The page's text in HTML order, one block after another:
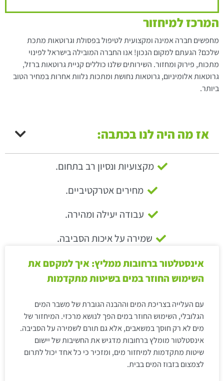
המרכז למיחזור
מחפשים חברה אמינה ומקצועית לטיפול בפסולת וגרוטאות מתכת
שלכם? הגעתם למקום הנכון! אנו החברה המובילה בישראל לפינוי
מתכות, פירוק ומחזור. השירותים שלנו כוללים קניית גרוטאות ברזל,
גרוטאות אלומיניום, גרוטאות נחושת ומתכות נלוות אחרות במחיר הטוב
ביותר.
אז מה היה לנו בכתבה:
מקצועיות ונסיון רב בתחום.
מחירים אטרקטיביים.
עבודה יעילה ומהירה.
שמירה על איכות הסביבה.
אינסטלטור ברחובות ממליץ: איך למקסם את
השימוש החוזר במים בשיטות מתקדמות
עם העלייה בצריכת המים וההבנה הגוברת של משבר המים
הגלובלי, השימוש החוזר במים הפך לנושא מרכזי. המיחזור של
מים לא רק חוסך במשאבים, אלא גם תורם לשמירה על הסביבה.
אינסטלטור מומלץ ברחובות מדגיש את החשיבות של יישום
שיטות מתקדמות למיחזור מים, ומזכיר כי כל אחד יכול לתרום
לצמצום בזבוז המים בבית.